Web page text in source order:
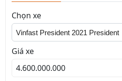
Chọn xe
Vinfast President 2021 President
Giá xe